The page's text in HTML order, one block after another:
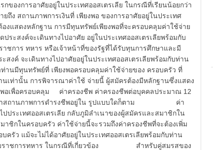
กของการอาศัยอยู่ในประเทศออสเตรเลีย ในกรณีที่เรียนน้อยกว่า
ถึง สถานภาพการเงินที่ เพียงพอ ของการอาศัยอยู่ในประเทศ
องแสดงหลักฐาน การมีทุนทรัพย์เพียงพอที่จะครอบคลุมค่าใช้จ่าย
ระสงค์จะเดินทางไปอาศัย อยู่ในประเทศออสเตรเลียพร้อมกับ
หาร หรือเจ้าหน้าที่ของรัฐที่ได้รับทุนการศึกษาและมี
สงค์ จะเดินทางไปอาศัยอยู่ในประเทศออสเตรเลียพร้อมกับท่าน
านมีทุนทรัพย์ที่ เพียงพอครอบคลุมค่าใช้จ่ายของ ครอบครัว ที่
นเท่านั้น การพิจารณาค่าใช้ จ่ายนี้ ผู้สมัครต้องมีหลักฐานซึ่งแสดง
อเพื่อครอบคลุม ค่าครองชีพ ค่าครองชีพต่อบุคคลประมาณ 12
ม่ว่าสถานภาพการดำรงชีพอยู่ใน รูปแบบใดก็ตาม ค่า
ประเทศออสเตรเลีย กลับภูมิลำเนาของผู้สมัครและสมาชิกใน
กในครอบครัว ค่าใช้จ่ายนี้จะรวมถึงค่าครองชีพที่จะต้องเพิ่ม
รัว แม้จะไม่ได้อาศัยอยู่ในประเทศออสเตรเลียพร้อมกับท่าน
รรับราชการทหาร ในกรณีที่เกี่ยวข้อง สำหรับคู่สมรสของ